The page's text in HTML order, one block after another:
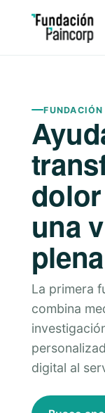
dolor
una
La primera
combina
digital al